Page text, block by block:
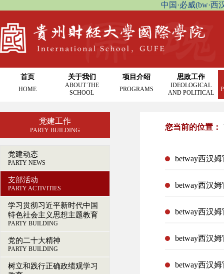
中国·必威(bw·西
首页
HOME
关于我们
ABOUT THE
SCHOOL
项目介绍
PROGRAMS
思政工作
IDEOLOGICAL
AND POLITICAL
党建工作
PARTY BUILDING
党建动态
PARTY NEWS
支部活动
PARTY ACTIVITIES
学习贯彻习近平新时代中国
特色社会主义思想主题教育
PARTY BUILDING
党的二十大精神
PARTY BUILDING
树立和践行正确政绩观学习
您当前的位置：
betway西汉
betway西汉
betway西汉
betway西汉